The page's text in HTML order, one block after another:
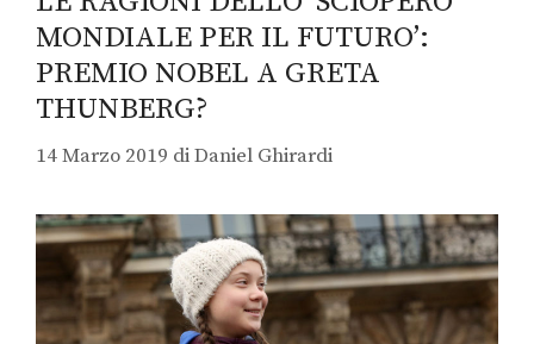
MONDIALE PER IL FUTURO’:
PREMIO NOBEL A GRETA
THUNBERG?
14 Marzo 2019 diDaniel Ghirardi